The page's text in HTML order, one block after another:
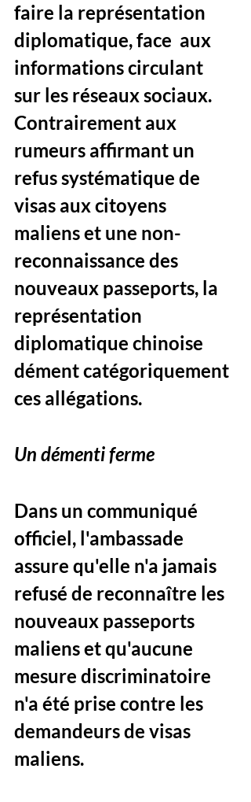
faire la représentation
diplomatique, face  aux
informations circulant
sur les réseaux sociaux.
Contrairement aux
rumeurs affirmant un
refus systématique de
visas aux citoyens
maliens et une non-
reconnaissance des
nouveaux passeports, la
représentation
diplomatique chinoise
dément catégoriquement
ces allégations.
Un démenti ferme
Dans un communiqué
officiel, l'ambassade
assure qu'elle n'a jamais
refusé de reconnaître les
nouveaux passeports
maliens et qu'aucune
mesure discriminatoire
n'a été prise contre les
demandeurs de visas
maliens.